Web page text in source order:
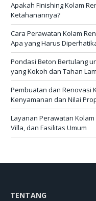
Apakah Finishing Kolam
Ketahanannya?
Cara Perawatan Kolam
Apa yang Harus
Pondasi Beton Bertulang
yang Kokoh dan Tahan
Pembuatan dan Renovasi
Kenyamanan dan Nilai
Layanan Perawatan
Villa, dan Fasilitas Umum
TENTANG